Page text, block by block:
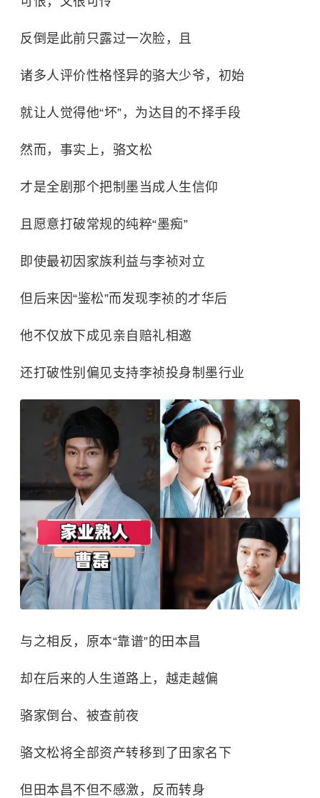
反倒是此前只露过一次脸，且
诸多人评价性格怪异的骆大少爷，初始
就让人觉得他“坏”，为达目的不择手段
然而，事实上，骆文松
才是全剧那个把制墨当成人生信仰
且愿意打破常规的纯粹“墨痴”
即使最初因家族利益与李祯对立
但后来因“鉴松”而发现李祯的才华后
他不仅放下成见亲自赔礼相邀
还打破性别偏见支持李祯投身制墨行业
与之相反，原本“靠谱”的田本昌
却在后来的人生道路上，越走越偏
骆家倒台、被查前夜
骆文松将全部资产转移到了田家名下
但田本昌不但不感激，反而转身